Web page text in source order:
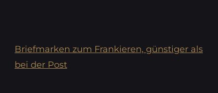
Briefmarken zum Frankieren, günstiger als
bei der Post